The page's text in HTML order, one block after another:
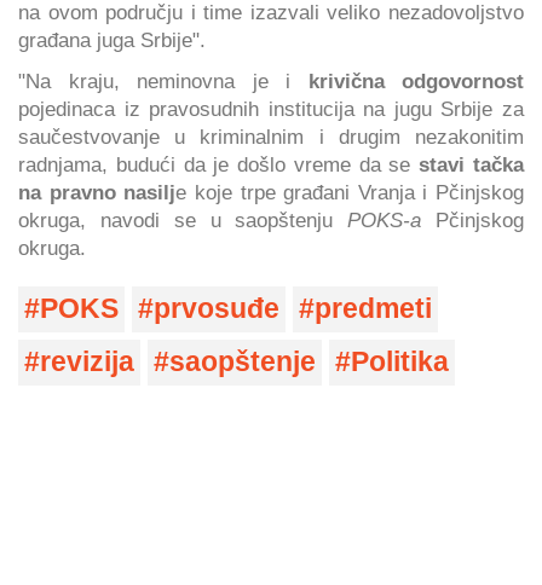
na ovom području i time izazvali veliko nezadovoljstvo
građana juga Srbije".
"Na kraju, neminovna je i krivična odgovornost
pojedinaca iz pravosudnih institucija na jugu Srbije za
saučestvovanje u kriminalnim i drugim nezakonitim
radnjama, budući da je došlo vreme da sestavi tačka
na pravno nasilje koje trpe građani Vranja i Pčinjskog
okruga, navodi se u saopštenjuPOKS-a Pčinjskog
okruga.
POKS prvosuđe
predmeti
revizija
saopštenje Politika